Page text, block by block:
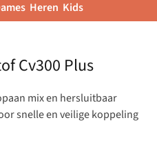
Heren Kids
Cv300 Plus
mix en hersluitbaar
snelle en veilige koppeling